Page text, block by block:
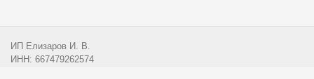
ИП Елизаров И. В.
ИНН: 667479262574